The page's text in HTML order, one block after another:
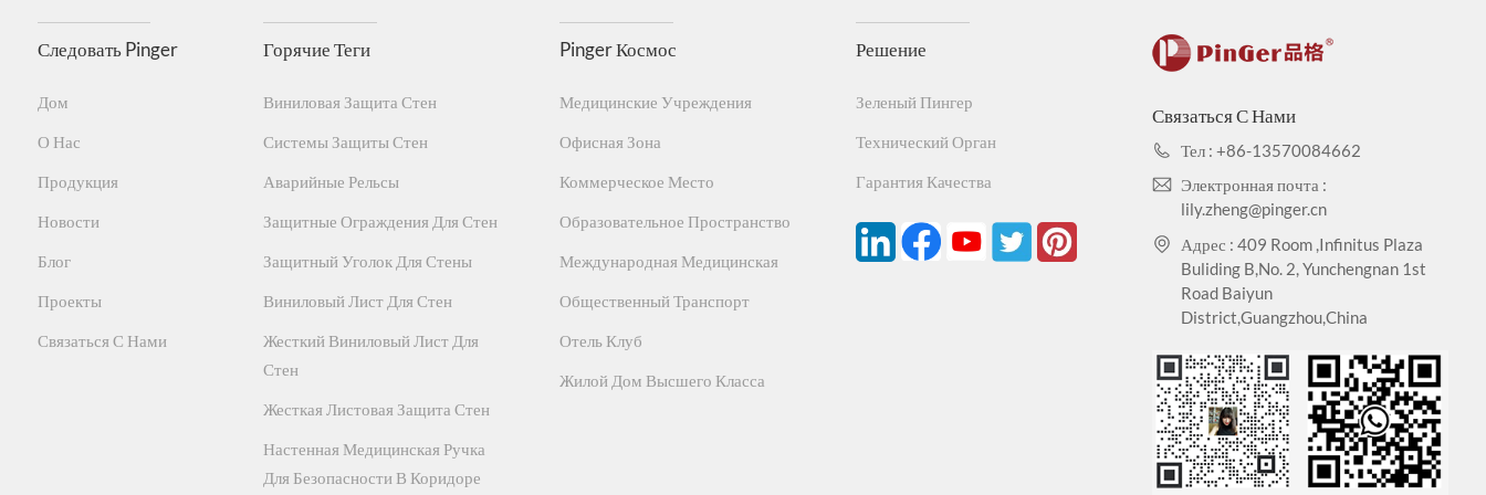
GB8624 -2012, Ударная прочность пластмасс.
Нет токсичных газов, формальдегид сертифицирован. Вы можете зарегистрироваться немедленно, и нет необходимости поглощать формальдегид TVOC:ISO 16000-
3-6-9 и SGS:CA CDPH 01350 -VOC
7.Не оставляет пятен
Прочная, водонепроницаемая, легкоочищаемая поверхность, устойчивая к загрязнениям, нелегко окрашивается. Испытание на окрашивание: EN423:2001.
8. Сертифицировано по стандарту ISO
Предоставить сертифицированный материал ISO9001/14001/45001. Профили должны соответствовать требованиям стандартов сертификации ISO9001/14001/45001
Испытано в соответствии с ASTM D 543-14/ASTM D2240-15/ASTM D638-14. Отлично, малый коэффициент теплового расширения и холодного сжатия,
практически не меняет размер при изменении температуры. Антибактериальный и бактериостатический, эффективно противостоит большинству кислот, щелочей,
2. Прочный и долговечный
Алюминий 6063-T 5 оксидирован, что обеспечивает отсутствие ржавчины и может эффективно использоваться в течение длительного времени.
Следовать Pinger
Дом
О Нас
Продукция
Новости
Блог
Проекты
Связаться С Нами
Горячие Теги
Виниловая Защита Стен
Системы Защиты Стен
Аварийные Рельсы
Защитные Ограждения Для Стен
Защитный Уголок Для Стены
Виниловый Лист Для Стен
Жесткий Виниловый Лист Для
Стен
Жесткая Листовая Защита Стен
Настенная Медицинская Ручка
Для Безопасности В Коридоре
Pinger Космос
Медицинские Учреждения
Офисная Зона
Коммерческое Место
Образовательное Пространство
Международная Медицинская
Общественный Транспорт
Отель Клуб
Жилой Дом Высшего Класса
Решение
Зеленый Пингер
Технический Орган
Гарантия Качества
Связаться С Нами
Тел : +86-13570084662
Электронная почта :
lily.zheng@pinger.cn
Адрес : 409 Room ,Infinitus Plaza
Buliding B,No. 2, Yunchengnan 1st
Road Baiyun
District,Guangzhou,China